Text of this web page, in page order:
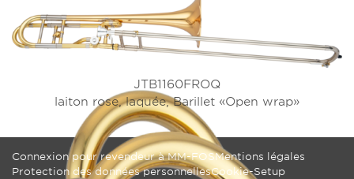
JTB1160FROQ
laiton rose, laquée, Barillet «Open wrap»
Connexion pour revendeur à MM-FOSMentions légales
Protection des données personnellesCookie-Setup